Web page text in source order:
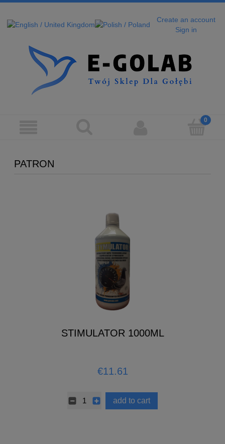
Create an account
Sign in
PATRON
STIMULATOR 1000ML
€11.61
add to cart